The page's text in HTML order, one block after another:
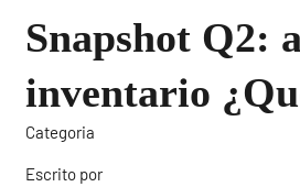
Snapshot Q2:
inventario
Categoria
Escrito por